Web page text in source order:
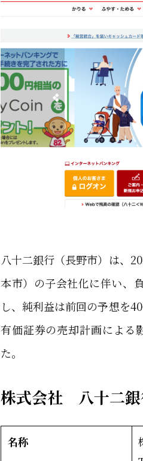
八十二銀行（長野市）は、
本市）の子会社化に伴い、
し、純利益は前回の予想を
有価証券の売却計画による
た。
株式会社 八十二
名称